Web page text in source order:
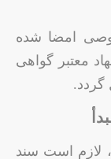
امضا شده
معتبر گواهی
گردد.
لازم است سند